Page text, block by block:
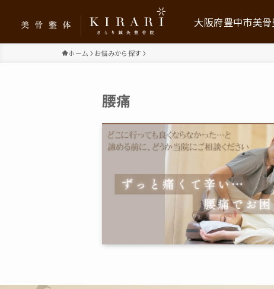
メニュー・料金プラン
保育利用について
ブログ
大阪府豊中市美
ホーム お悩みから探す
腰痛